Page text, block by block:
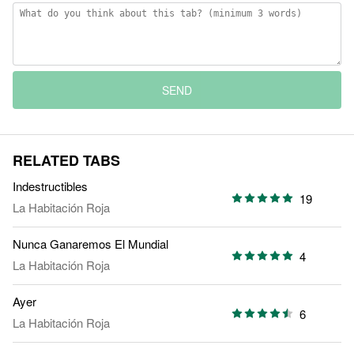
SEND
RELATED TABS
Indestructibles
La Habitación Roja
19
Nunca Ganaremos El Mundial
La Habitación Roja
4
Ayer
La Habitación Roja
6